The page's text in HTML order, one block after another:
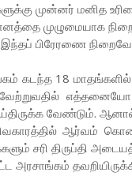
முன்னர் மனித
முழு­மை­யாக
இந்தப் பிரே­ரணை
கடந்த 18
வேண்டும்.
ஆர்வம்
­சரி திருப்­தி
அர­சாங்கம்